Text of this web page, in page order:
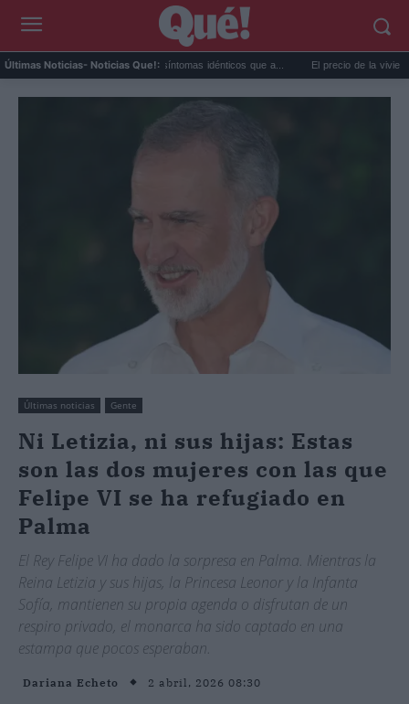
Últimas Noticias- Noticias Que!:
extremo y ansiedad: síntomas idénticos que a... El precio de la vivienda en
Últimas noticias Gente
Ni Letizia, ni sus hijas: Estas
son las dos mujeres con las que
Felipe VI se ha refugiado en
Palma
El Rey Felipe VI ha dado la sorpresa en Palma. Mientras la
Reina Letizia y sus hijas, la Princesa Leonor y la Infanta
Sofía, mantienen su propia agenda o disfrutan de un
respiro privado, el monarca ha sido captado en una
estampa que pocos esperaban.
Dariana Echeto 2 abril, 2026 08:30